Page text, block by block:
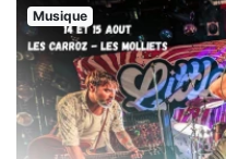
Musique